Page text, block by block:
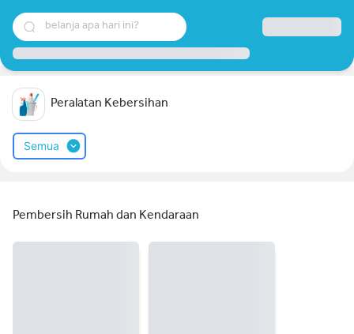
belanja apa hari ini?
Peralatan Kebersihan
Semua
Pembersih Rumah dan Kendaraan